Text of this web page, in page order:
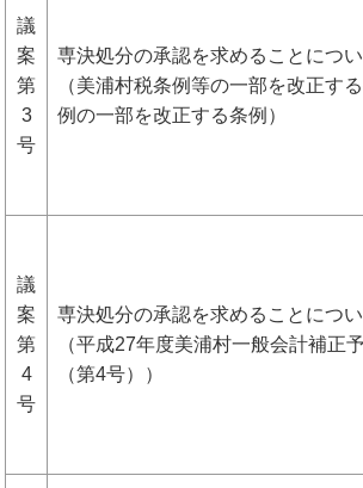
議
案
第
3
号
専決処分の承認を求めることにつ
（美浦村税条例等の一部を改正す
例の一部を改正する条例）
議
案
第
4
号
専決処分の承認を求めることにつ
（平成27年度美浦村一般会計補正
（第4号））